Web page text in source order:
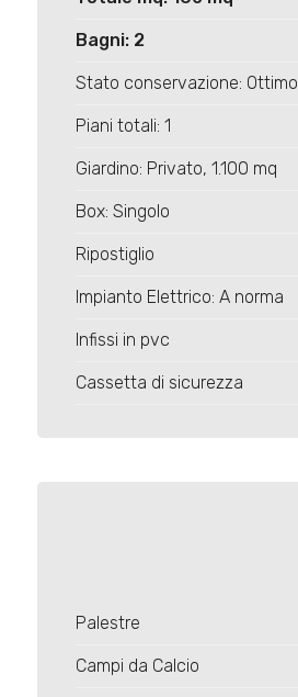
Bagni: 2
Stato conservazione: Ottimo
Piani totali: 1
Giardino: Privato, 1.100 mq
Box: Singolo
Ripostiglio
Impianto Elettrico: A norma
Infissi in pvc
Cassetta di sicurezza
Palestre
Campi da Calcio